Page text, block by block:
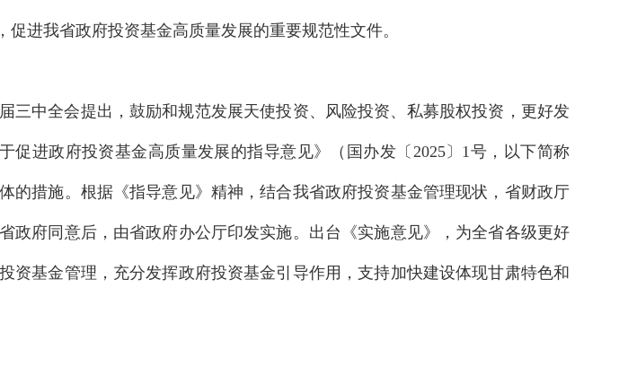
进我省政府投资基金高质量发展的重要规范性文件。
中全会提出，鼓励和规范发展天使投资、风险投资、私募股权投资，更好发
进政府投资基金高质量发展的指导意见》（国办发〔2025〕1号，以下简称
的措施。根据《指导意见》精神，结合我省政府投资基金管理现状，省财政厅
府同意后，由省政府办公厅印发实施。出台《实施意见》，为全省各级更好
基金管理，充分发挥政府投资基金引导作用，支持加快建设体现甘肃特色和